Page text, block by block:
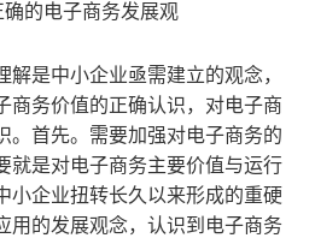
确的电子商务发展观
解是中小企业亟需建立的观念，
商务价值的正确认识， 对电子商
。首先。需要加强对电子商务的
就是对电子商务主要价值与运行
小企业扭转长久以来形成的重硬
用的发展观念， 认识到电子商务